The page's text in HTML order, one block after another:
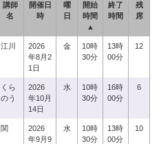
講師
名
開催日
時
曜
日
開始
時間
▲
終了
時間
残
席
江川
2026
年8月2
1日
金
10時
30分
13時
00分
12
くら
のう
2026
年10月
14日
水
10時
30分
16時
00分
6
関
2026
年9月9
水
10時
30分
13時
00分
10